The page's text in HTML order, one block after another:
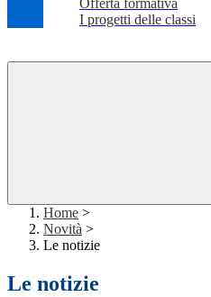
Offerta formativa
I progetti delle classi
Home >
Novità >
Le notizie
Le notizie